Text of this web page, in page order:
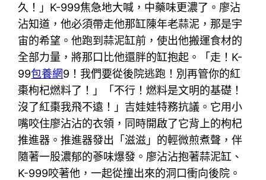
久！」K-999焦急地大喊，中藥味更濃了。廖沾
沾知道，他必須帶走他那缸陳年老蒜泥，那是宇
宙的希望。他跑到蒜泥缸前，使出他搬運食材的
全部力量，將那口比他還胖的缸抱起。「走！K-
99包養網9！我們要從後院逃跑！別再管你的紅
棗枸杞燃料了！」「不行！燃料是文明的基礎！
沒了紅棗我飛不遠！」吉娃娃特務抗議。它用小
嘴咬住廖沾沾的衣領，同時開啟了它背上的枸杞
推進器。推進器發出「滋滋」的輕微煎煮聲，伴
隨著一股濃郁的蔘味爆發。廖沾沾抱著蒜泥缸、
K-999咬著他，一起從撞出來的洞口衝向後院。